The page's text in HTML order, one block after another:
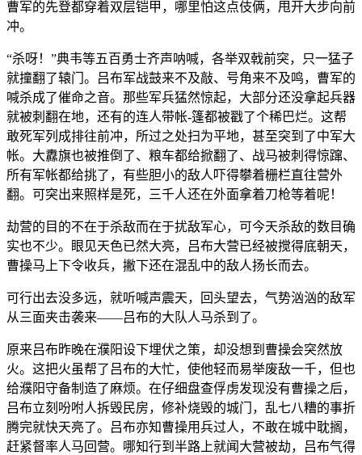
曹军的先登都穿着双层铠甲，哪里怕这点伎俩，甩开大步向前
冲。
“杀呀！”典韦等五百勇士齐声呐喊，各举双戟前突，只一猛子
就撞翻了辕门。吕布军战鼓来不及敲、号角来不及鸣，曹军的
喊杀成了催命之音。那些军兵猛然惊起，大部分还没拿起兵器
就被刺翻在地，还有的连人带帐-篷都被戳了个稀巴烂。这帮
敢死军列成排往前冲，所过之处扫为平地，甚至突到了中军大
帐。大纛旗也被推倒了、粮车都给掀翻了、战马被刺得惊蹿、
所有军帐都给挑了，有些胆小的敌人吓得攀着栅栏直往营外
翻。可突出来照样是死，三千人还在外面拿着刀枪等着呢！
劫营的目的不在于杀敌而在于扰敌军心，可今天杀敌的数目确
实也不少。眼见天色已然大亮，吕布大营已经被搅得底朝天，
曹操马上下令收兵，撇下还在混乱中的敌人扬长而去。
可行出去没多远，就听喊声震天，回头望去，气势汹汹的敌军
从三面夹击袭来——吕布的大队人马杀到了。
原来吕布昨晚在濮阳设下埋伏之策，却没想到曹操会突然放
火。这把火虽帮了吕布的大忙，使他轻而易举废敌一千，但也
给濮阳守备制造了麻烦。在仔细盘查俘虏发现没有曹操之后，
吕布立刻吩咐人拆毁民房，修补烧毁的城门，乱七八糟的事折
腾完就快天亮了。吕布亦知曹操用兵过人，不敢在城中耽搁，
赶紧督率人马回营。哪知行到半路上就闻大营被劫，吕布气得